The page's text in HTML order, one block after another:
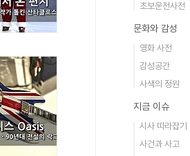
초보운전사전
문화와 감성
영화 사전
감성공간
사색의 정원
지금 이슈
시사 따라잡기
사건과 사고